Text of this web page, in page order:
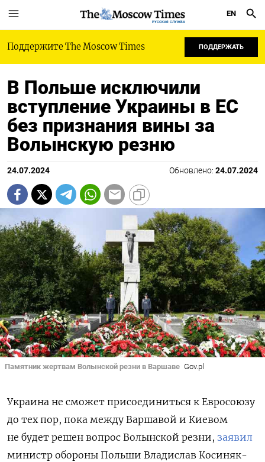
РУССКАЯ СЛУЖБА
EN
Поддержите The Moscow Times ПОДДЕРЖАТЬ
В Польше исключили
вступление Украины в ЕС
без признания вины за
Волынскую резню
24.07.2024 Обновлено: 24.07.2024
Памятник жертвам Волынской резни в Варшаве Gov.pl
Украина не сможет присоединиться к Евросоюзу
до тех пор, пока между Варшавой и Киевом
не будет решен вопрос Волынской резни, заявил
министр обороны Польши Владислав Косиняк-